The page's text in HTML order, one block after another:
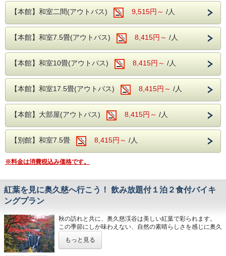
大浴場は【大子温泉】となり、古くから美人の湯とされた肌
ヌメヌメ感を
体験してください。
きなものをお好きなだけ、
お召し上がりがりいただける ビュッフェスタイルとなりま
さらに夕食時はソフトドリンクだけでなく、
イボールなどの定番のアルコール類さらに、さらに生ビール
や日本酒の地酒までが飲み放題となりセットでお楽しみいた
だけます！
※近隣に、コンビニエンスストアがございます。館内には、
コインランドリーやカップ麺の自動販売機がございます。
【2026 シルバーウィーク 子ども割】
自然豊かな大子町で、ご家族みんなが楽しめる特別な９月。
今だけ子供料金が半額になるお得なプランで、思い出づくり
を応援します。
大人2名いらっしゃれば、お子様が多いほどお得になりま
す！！
名所の袋田の滝をはじめ、四季折々の自然体験や温泉も充
秋の気配を感じながら、ご家族でゆったり過ごしてみません
か？
みください！
対象期間：2026年9月18日(金)・9月23日(水),24日(木),25日
※1室に対し、大人2名以上の3名～が条件となります。
大人が1名のみの場合、割引は適用されず、通常料金となり
ます。
館内ではご家族みんなでお楽しみいただける、卓球やカラオ
ケの他に
人生ゲームなどのボードゲームや黒髭危機一発やけん玉など
【本館】和室二間(アウトバス) 9,515円～ /人
【本館】和室7.5畳(アウトバス) 8,415円～ /人
【本館】和室10畳(アウトバス) 8,415円～ /人
【本館】和室17.5畳(アウトバス) 8,415円～ /人
【本館】大部屋(アウトバス) 8,415円～ /人
【別館】和室7.5畳 8,415円～ /人
※料金は消費税込み価格です。
紅葉を見に奥久慈へ行こう！ 飲み放題付１泊２食付バイキ
ングプラン
秋の訪れと共に、奥久慈渓谷は美しい紅葉で彩られます。
この季節にしか味わえない、自然の素晴らしさを感じに奥久
紅葉が見頃の時期には、周辺の名所を訪れるのも楽しみの一
もっと見る